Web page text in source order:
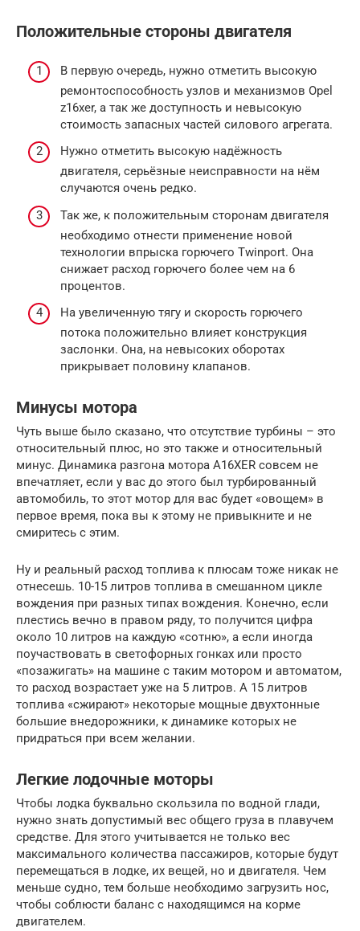
Положительные стороны двигателя
В первую очередь, нужно отметить высокую
ремонтоспособность узлов и механизмов Opel
z16xer, а так же доступность и невысокую
стоимость запасных частей силового агрегата.
Нужно отметить высокую надёжность
двигателя, серьёзные неисправности на нём
случаются очень редко.
Так же, к положительным сторонам двигателя
необходимо отнести применение новой
технологии впрыска горючего Twinport. Она
снижает расход горючего более чем на 6
процентов.
На увеличенную тягу и скорость горючего
потока положительно влияет конструкция
заслонки. Она, на невысоких оборотах
прикрывает половину клапанов.
Минусы мотора
Чуть выше было сказано, что отсутствие турбины – это
относительный плюс, но это также и относительный
минус. Динамика разгона мотора A16XER совсем не
впечатляет, если у вас до этого был турбированный
автомобиль, то этот мотор для вас будет «овощем» в
первое время, пока вы к этому не привыкните и не
смиритесь с этим.
Ну и реальный расход топлива к плюсам тоже никак не
отнесешь. 10-15 литров топлива в смешанном цикле
вождения при разных типах вождения. Конечно, если
плестись вечно в правом ряду, то получится цифра
около 10 литров на каждую «сотню», а если иногда
поучаствовать в светофорных гонках или просто
«позажигать» на машине с таким мотором и автоматом,
то расход возрастает уже на 5 литров. А 15 литров
топлива «сжирают» некоторые мощные двухтонные
большие внедорожники, к динамике которых не
придраться при всем желании.
Легкие лодочные моторы
Чтобы лодка буквально скользила по водной глади,
нужно знать допустимый вес общего груза в плавучем
средстве. Для этого учитывается не только вес
максимального количества пассажиров, которые будут
перемещаться в лодке, их вещей, но и двигателя. Чем
меньше судно, тем больше необходимо загрузить нос,
чтобы соблюсти баланс с находящимся на корме
двигателем.